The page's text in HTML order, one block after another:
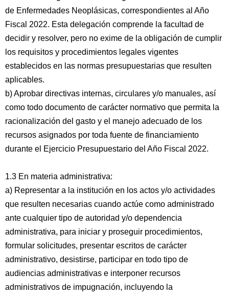
de Enfermedades Neoplásicas, correspondientes al Año
Fiscal 2022. Esta delegación comprende la facultad de
decidir y resolver, pero no exime de la obligación de cumplir
los requisitos y procedimientos legales vigentes
establecidos en las normas presupuestarias que resulten
aplicables.
b) Aprobar directivas internas, circulares y/o manuales, así
como todo documento de carácter normativo que permita la
racionalización del gasto y el manejo adecuado de los
recursos asignados por toda fuente de financiamiento
durante el Ejercicio Presupuestario del Año Fiscal 2022.
1.3 En materia administrativa:
a) Representar a la institución en los actos y/o actividades
que resulten necesarias cuando actúe como administrado
ante cualquier tipo de autoridad y/o dependencia
administrativa, para iniciar y proseguir procedimientos,
formular solicitudes, presentar escritos de carácter
administrativo, desistirse, participar en todo tipo de
audiencias administrativas e interponer recursos
administrativos de impugnación, incluyendo la